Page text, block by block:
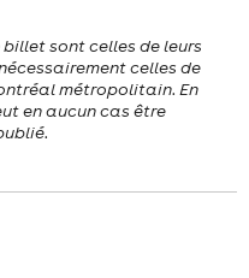
sont celles de leurs
celles de
métropolitain. En
en aucun cas être